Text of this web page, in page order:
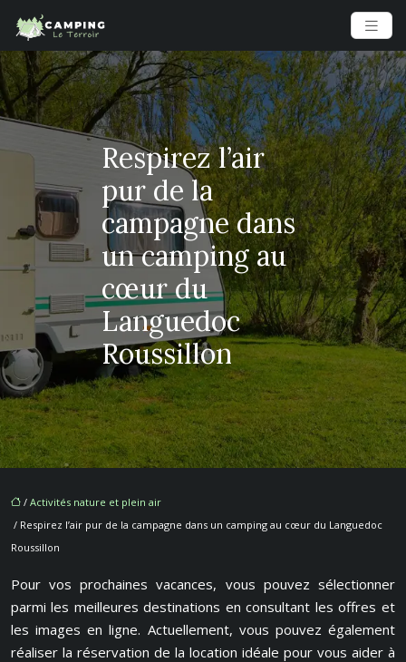
Respirez l’air
pur de la
campagne dans
un camping au
cœur du
Languedoc
Roussillon
/ Activités nature et plein air
/ Respirez l’air pur de la campagne dans un camping au cœur du Languedoc
Roussillon
Pour vos prochaines vacances, vous pouvez sélectionner
parmi les meilleures destinations en consultant les offres et
les images en ligne. Actuellement, vous pouvez également
réaliser la réservation de la location idéale pour vous aider à